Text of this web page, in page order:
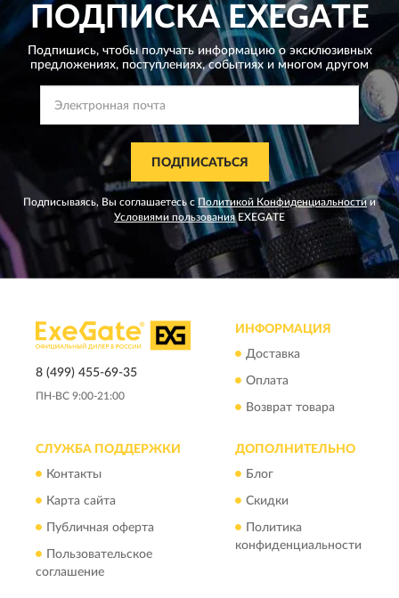
ПОДПИСКАEXEGATE
Подпишись, чтобы получать информацию о эксклюзивных
предложениях, поступлениях, событиях и многом другом
ПОДПИСАТЬСЯ
Подписываясь, Вы соглашаетесь сПолитикой Конфиденциальности и
Условиями пользованияEXEGATE
8 (499) 455-69-35
ПН-ВС 9:00-21:00
ИНФОРМАЦИЯ
Доставка
Оплата
Возврат товара
СЛУЖБА ПОДДЕРЖКИ
Контакты
Карта сайта
Публичная оферта
Пользовательское
соглашение
ДОПОЛНИТЕЛЬНО
Блог
Скидки
Политика
конфиденциальности